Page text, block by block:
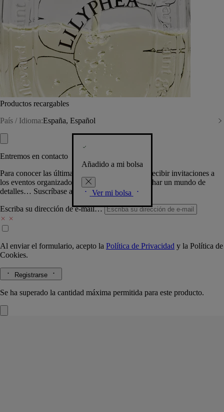
Productos recargables
País / Idioma:España, Español
Añadido a mi bolsa
Ver mi bolsa
Entremos en contacto
Para conocer las últimas creaciones de la Casa, recibir invitaciones a
los eventos organizados por Diptyque y aprovechar un mundo de
detalles… Suscríbase a nuestra newsletter.
Escriba su dirección de e-mail…
Al enviar el formulario, acepto la Política de Privacidad y la Política de
Cookies.
Registrarse
Se ha superado la cantidad máxima permitida para este producto.